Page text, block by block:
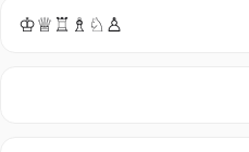
♔♕♖♗♘♙